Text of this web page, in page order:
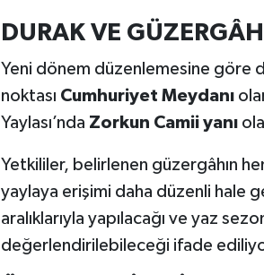
DURAK VE
Yeni dönem düzenlemesine göre
noktası Cumhuriyet Meydanı
Yaylası’nda Zorkun Camii yanı
Yetkililer, belirlenen güzergâhın
yaylaya erişimi daha düzenli hale
aralıklarıyla yapılacağı ve yaz
değerlendirilebileceği ifade